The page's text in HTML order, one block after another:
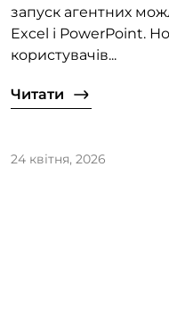
запуск агентних
Excel і PowerPoint.
користувачів...
Читати
24 квітня, 2026